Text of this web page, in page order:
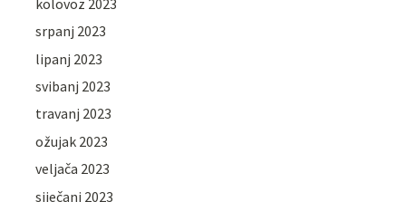
srpanj 2023
lipanj 2023
svibanj 2023
travanj 2023
ožujak 2023
veljača 2023
siječanj 2023